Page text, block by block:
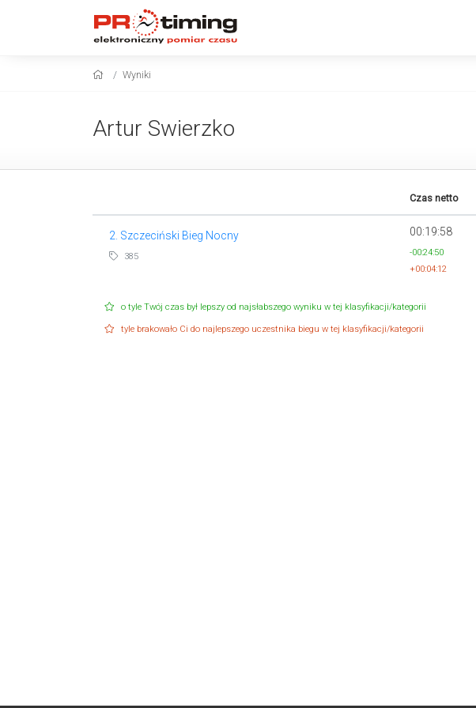
Wyniki
Artur Swierzko
Czas netto
2. Szczeciński Bieg Nocny
385
00:19:58
-00:24:50
+00:04:12
o tyle Twój czas był lepszy od najsłabszego wyniku w tej klasyfikacji/kategorii
tyle brakowało Ci do najlepszego uczestnika biegu w tej klasyfikacji/kategorii